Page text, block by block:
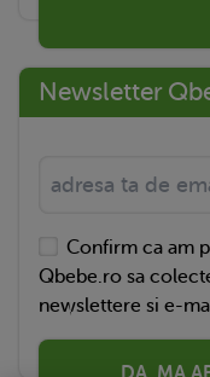
Newsletter
Confirm ca am
Qbebe.ro sa
newslettere si e-